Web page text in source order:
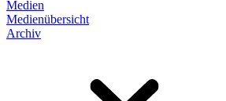
Medien
Medienübersicht
Archiv